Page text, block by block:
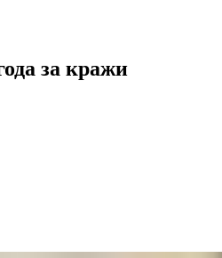
за кражи